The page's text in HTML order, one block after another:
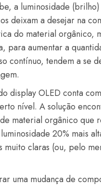
a luminosidade
deixam a desejar na
do material orgânico,
para aumentar a
contínuo, tendem a se
display OLED conta
nível. A solução
material orgânico que
20% mais
muito claras (ou, pelo
uma mudança de